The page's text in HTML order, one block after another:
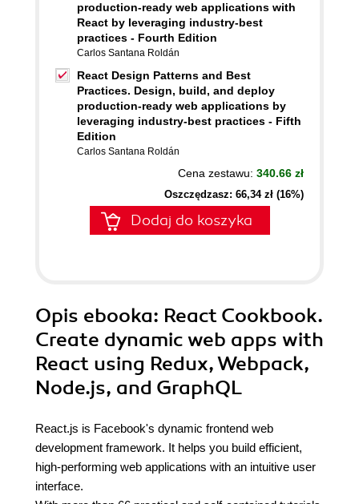
production-ready web applications with
React by leveraging industry-best
practices - Fourth Edition
Carlos Santana Roldán
React Design Patterns and Best
Practices. Design, build, and deploy
production-ready web applications by
leveraging industry-best practices - Fifth
Edition
Carlos Santana Roldán
Cena zestawu: 340.66 zł
Oszczędzasz: 66,34 zł (16%)
Dodaj do koszyka
Opis ebooka: React Cookbook.
Create dynamic web apps with
React using Redux, Webpack,
Node.js, and GraphQL
React.js is Facebook's dynamic frontend web
development framework. It helps you build efficient,
high-performing web applications with an intuitive user
interface.